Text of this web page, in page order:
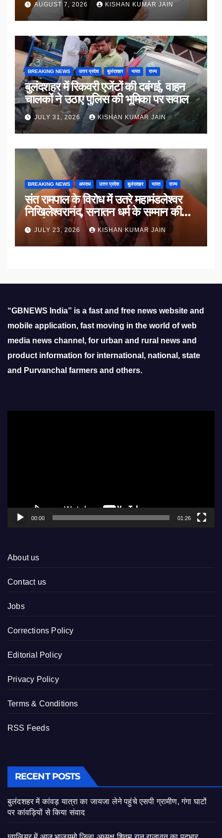
AUGUST 7, 2026 KISHAN KUMAR JAIN
BREAKING NEWS उत्तर प्रदेश बुलंदशहर भारत राज्य
बुलंदशहर में रिकवरी एजेंटों की दबंगई, वाहन
चालकों ने उठाए पुलिस की भूमिका पर सवाल
JULY 31, 2026 KISHAN KUMAR JAIN
BREAKING NEWS अपराध उत्तर प्रदेश बुलंदशहर भारत राज्य
संत रामपाल के विरोध में उतरे महामंडलेश्वर
निखिलेश्वरानंद, सनातन धर्म के सम्मान की
उठाई मांग
JULY 23, 2026 KISHAN KUMAR JAIN
“GBNEWS India” is a fast and free news website and
mobile application, fast moving in the world of web
media news channel, for urban and rural news and
product information for international, national, state
and Purvanchal farmers and others.
00:00 01:26
About us
Contact us
Jobs
Corrections Policy
Editorial Policy
Privacy Policy
Terms & Conditions
RSS Feeds
RECENT POSTS
बुलंदशहर में कांवड़ यात्रा का जायजा लेने पहुंचे एसपी ग्रामीण, गंगा घाटों
पर कांवड़ियों से किया संवाद